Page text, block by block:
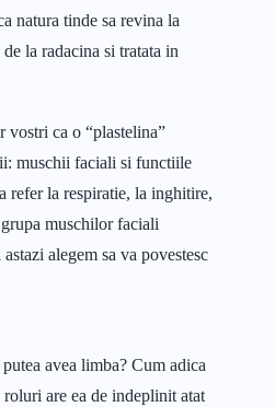
natura tinde sa revina la
la radacina si tratata in
vostri ca o “plastelina”
muschii faciali si functiile
refer la respiratie, la inghitire,
muschilor faciali
alegem sa va povestesc
avea limba? Cum adica
are ea de indeplinit atat